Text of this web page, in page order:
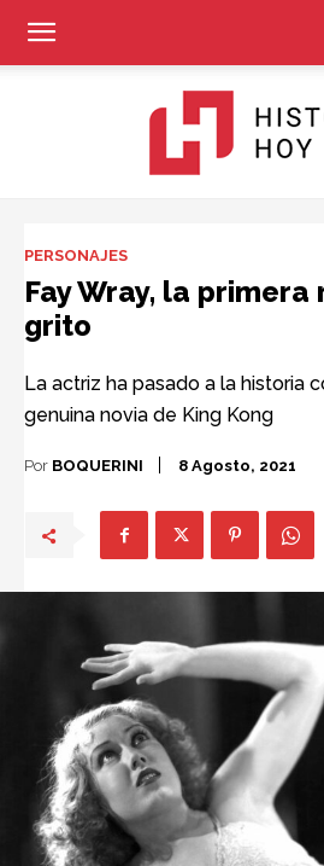
PERSONAJES
Fay Wray, la primera
grito
La actriz ha pasado a la historia
genuina novia de King Kong
Por BOQUERINI 8 Agosto, 2021